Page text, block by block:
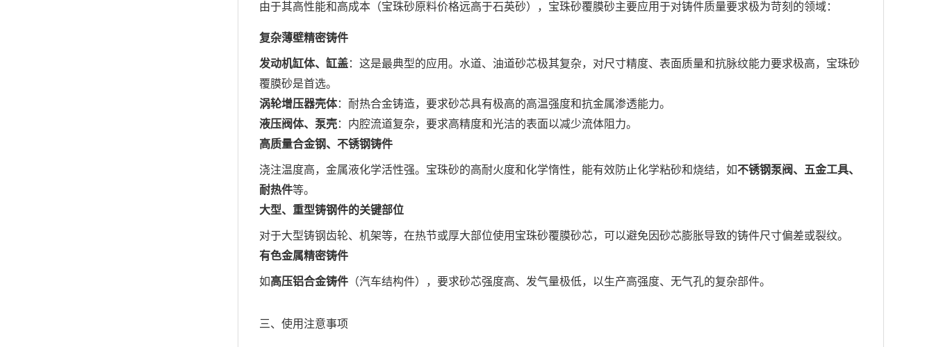
由于其高性能和高成本（宝珠砂原料价格远高于石英砂），宝珠砂覆膜砂主要应用于对铸件质量要求极为苛刻的领域：
复杂薄壁精密铸件
发动机缸体、缸盖：这是最典型的应用。水道、油道砂芯极其复杂，对尺寸精度、表面质量和抗脉纹能力要求极高，宝珠砂
覆膜砂是首选。
涡轮增压器壳体：耐热合金铸造，要求砂芯具有极高的高温强度和抗金属渗透能力。
液压阀体、泵壳：内腔流道复杂，要求高精度和光洁的表面以减少流体阻力。
高质量合金钢、不锈钢铸件
浇注温度高，金属液化学活性强。宝珠砂的高耐火度和化学惰性，能有效防止化学粘砂和烧结，如不锈钢泵阀、五金工具、
耐热件等。
大型、重型铸钢件的关键部位
对于大型铸钢齿轮、机架等，在热节或厚大部位使用宝珠砂覆膜砂芯，可以避免因砂芯膨胀导致的铸件尺寸偏差或裂纹。
有色金属精密铸件
如高压铝合金铸件 （汽车结构件），要求砂芯强度高、发气量极低，以生产高强度、无气孔的复杂部件。
三、使用注意事项